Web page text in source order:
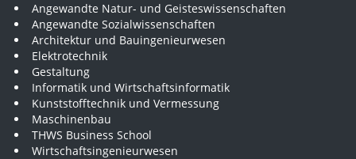
Angewandte Natur- und Geisteswissenschaften
Angewandte Sozialwissenschaften
Architektur und Bauingenieurwesen
Elektrotechnik
Gestaltung
Informatik und Wirtschaftsinformatik
Kunststofftechnik und Vermessung
Maschinenbau
THWS Business School
Wirtschaftsingenieurwesen